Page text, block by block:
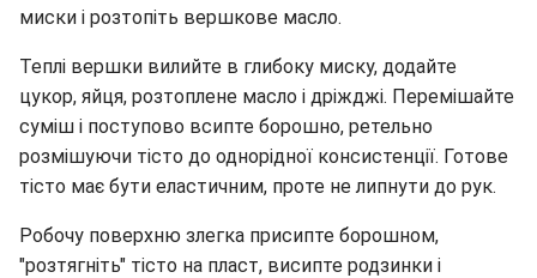
миски і розтопіть вершкове масло.
Теплі вершки вилийте в глибоку миску, додайте
цукор, яйця, розтоплене масло і дріжджі. Перемішайте
суміш і поступово всипте борошно, ретельно
розмішуючи тісто до однорідної консистенції. Готове
тісто має бути еластичним, проте не липнути до рук.
Робочу поверхню злегка присипте борошном,
"розтягніть" тісто на пласт, висипте родзинки і